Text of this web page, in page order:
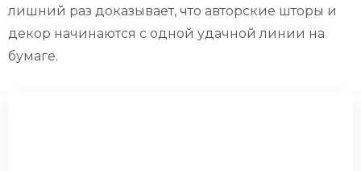
лишний раз доказывает, что авторские шторы и
декор начинаются с одной удачной линии на
бумаге.